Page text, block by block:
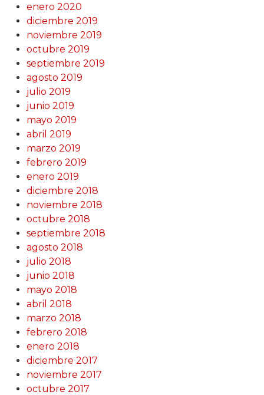
enero 2020
diciembre 2019
noviembre 2019
octubre 2019
septiembre 2019
agosto 2019
julio 2019
junio 2019
mayo 2019
abril 2019
marzo 2019
febrero 2019
enero 2019
diciembre 2018
noviembre 2018
octubre 2018
septiembre 2018
agosto 2018
julio 2018
junio 2018
mayo 2018
abril 2018
marzo 2018
febrero 2018
enero 2018
diciembre 2017
noviembre 2017
octubre 2017